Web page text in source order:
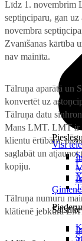
Visi
Līdz 1. novembrim
septiņciparu, gan
novembra
Zvanīšanas kārtība
nav mainīta.
Tālruņa aparātā un
konvertēt uz
Tālruņa datu
Mans LMT. LMT ir
klientu ērtībām,
saglabāt un
kopiju.
Tālruņa numuru
klātienē jebkurā